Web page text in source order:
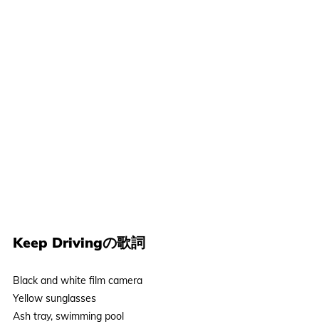
Keep Drivingの歌詞
Black and white film camera
Yellow sunglasses
Ash tray, swimming pool